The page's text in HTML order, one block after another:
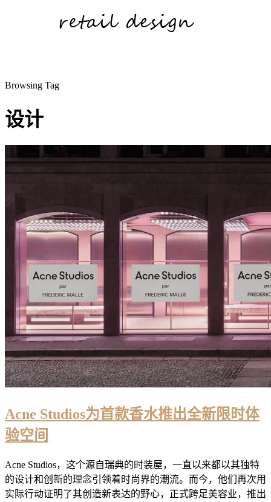
Browsing Tag
设计
Acne Studios为首款香水推出全新限时体
验空间
Acne Studios，这个源自瑞典的时装屋，一直以来都以其独特
的设计和创新的理念引领着时尚界的潮流。而今，他们再次用
实际行动证明了其创造新表达的野心，正式跨足美容业，推出